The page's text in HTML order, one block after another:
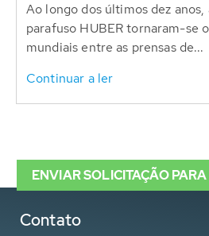
Ao longo dos últimos dez anos,
parafuso HUBER tornaram-se
mundiais entre as prensas de...
Continuar a ler
Contato
ENVIAR SOLICITAÇÃO PARA